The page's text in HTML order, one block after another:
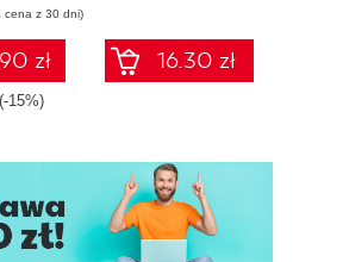
cena z 30 dni)
zł
(-15%)
16.30 zł